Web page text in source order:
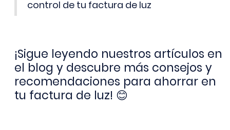
control de tu factura de luz
¡Sigue leyendo nuestros artículos en
el blog y descubre más consejos y
recomendaciones para ahorrar en
tu factura de luz! 😊